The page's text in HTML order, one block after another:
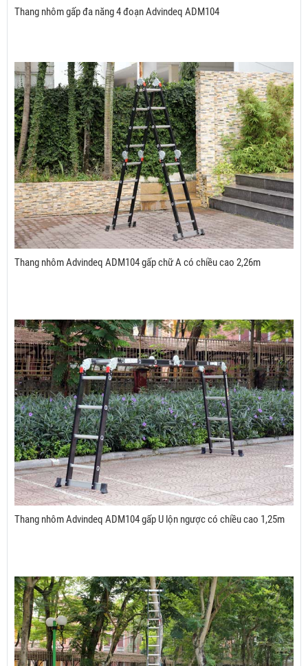
Thang nhôm gấp đa năng 4 đoạn Advindeq ADM104
Thang nhôm Advindeq ADM104 gấp chữ A có chiều cao 2,26m
Thang nhôm Advindeq ADM104 gấp U lộn ngược có chiều cao 1,25m